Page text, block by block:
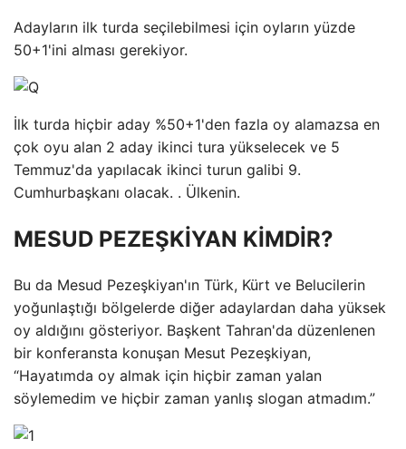
Adayların ilk turda seçilebilmesi için oyların yüzde
50+1'ini alması gerekiyor.
İlk turda hiçbir aday %50+1'den fazla oy alamazsa en
çok oyu alan 2 aday ikinci tura yükselecek ve 5
Temmuz'da yapılacak ikinci turun galibi 9.
Cumhurbaşkanı olacak. . Ülkenin.
MESUD PEZEŞKİYAN KİMDİR?
Bu da Mesud Pezeşkiyan'ın Türk, Kürt ve Belucilerin
yoğunlaştığı bölgelerde diğer adaylardan daha yüksek
oy aldığını gösteriyor. Başkent Tahran'da düzenlenen
bir konferansta konuşan Mesut Pezeşkiyan,
“Hayatımda oy almak için hiçbir zaman yalan
söylemedim ve hiçbir zaman yanlış slogan atmadım.”